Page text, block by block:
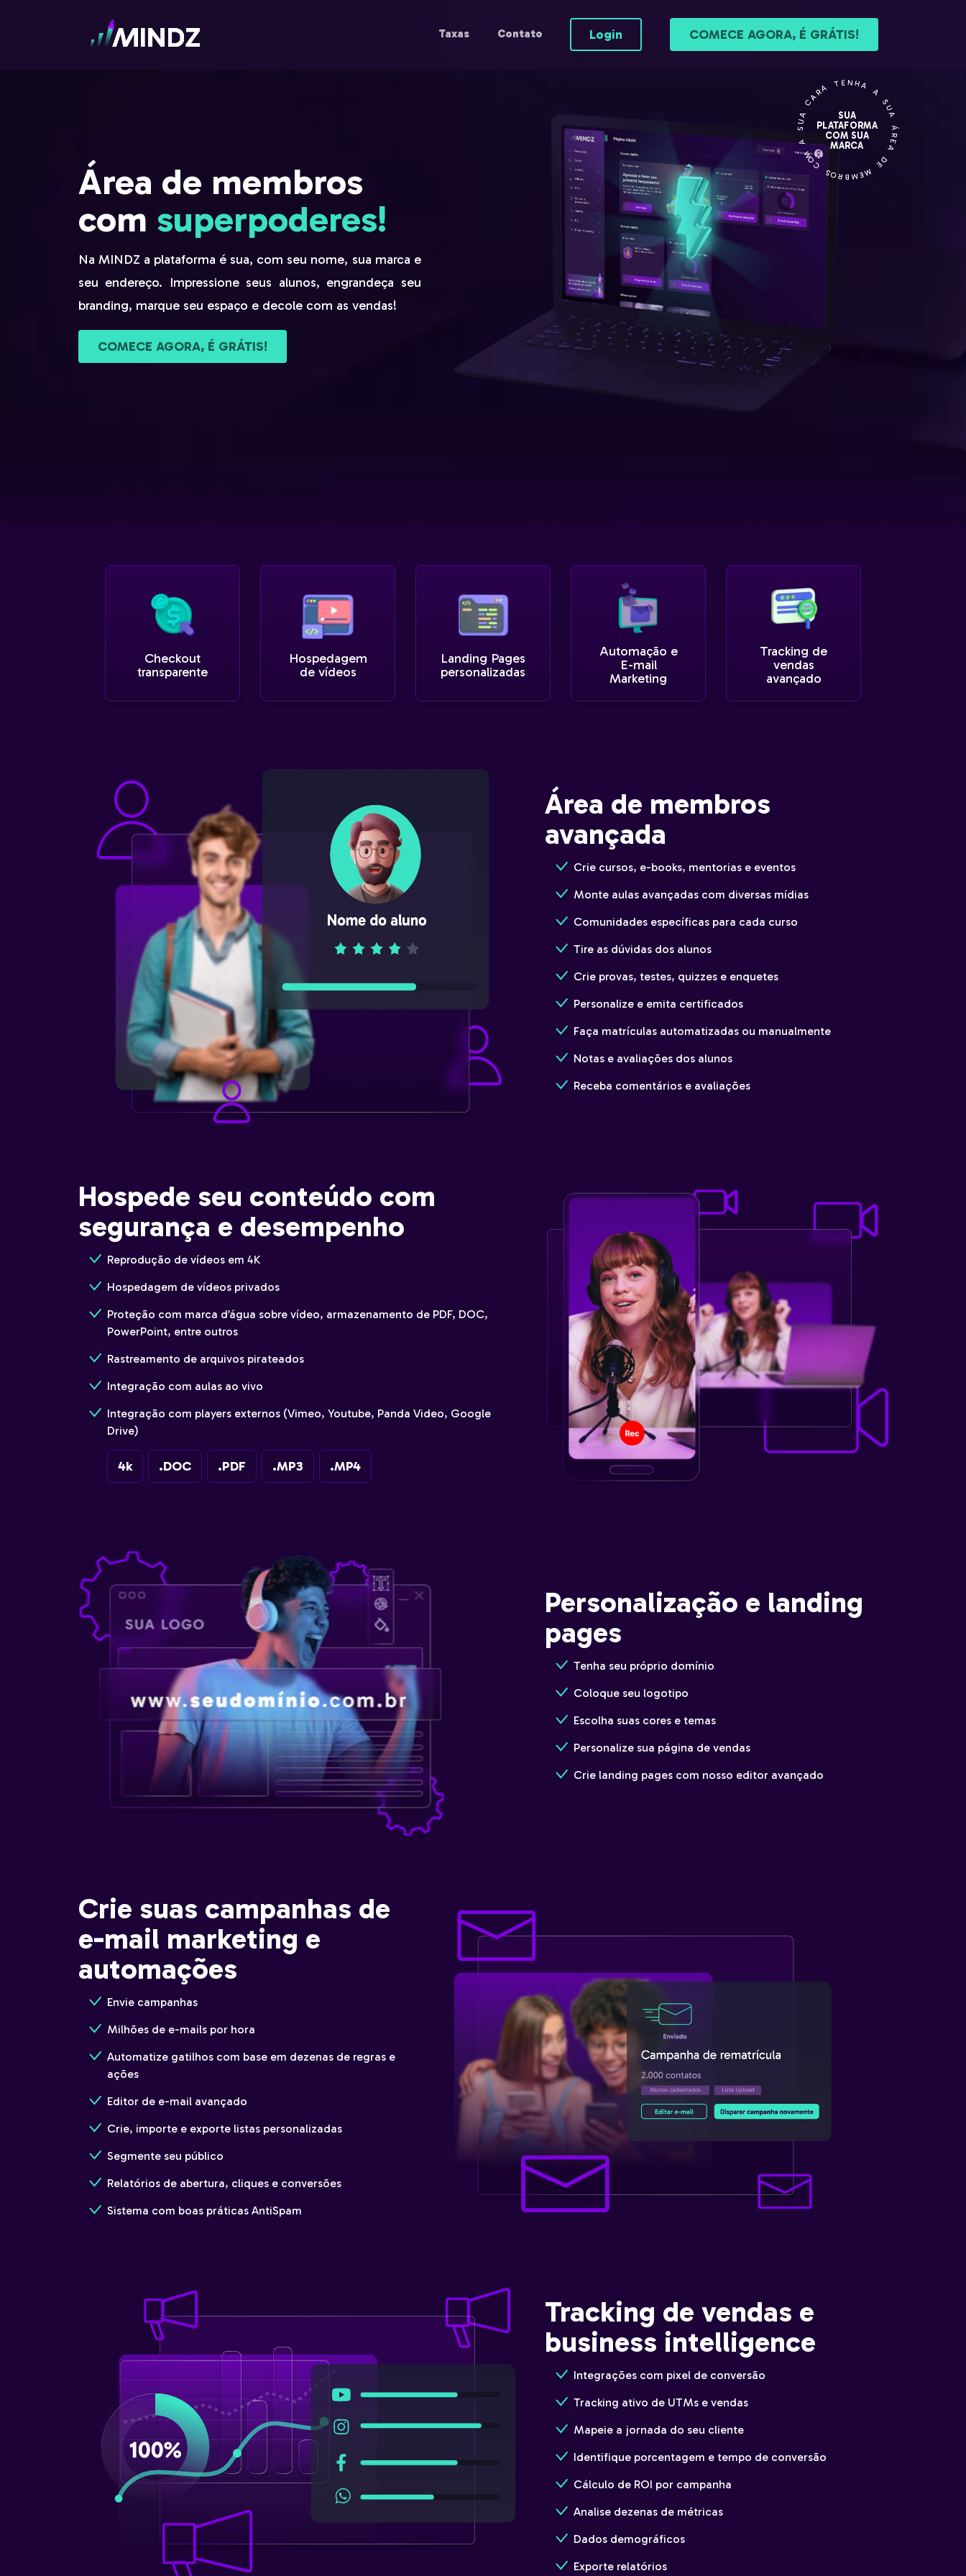
Taxas Contato Login COMECE AGORA, É GRÁTIS!
Área de membros
com superpoderes!
Na MINDZ a plataforma é sua, com seu nome, sua marca e
seu endereço. Impressione seus alunos, engrandeça seu
branding, marque seu espaço e decole com as vendas!
COMECE AGORA, É GRÁTIS!
SUA
PLATAFORMA
COM SUA
MARCA
Checkout
transparente
Hospedagem
de vídeos
Landing Pages
personalizadas
Automação e
E-mail
Marketing
Tracking de
vendas
avançado
Área de membros
avançada
Crie cursos, e-books, mentorias e eventos
Monte aulas avançadas com diversas mídias
Comunidades específicas para cada curso
Tire as dúvidas dos alunos
Crie provas, testes, quizzes e enquetes
Personalize e emita certificados
Faça matrículas automatizadas ou manualmente
Notas e avaliações dos alunos
Receba comentários e avaliações
Hospede seu conteúdo com
segurança e desempenho
Reprodução de vídeos em 4K
Hospedagem de vídeos privados
Proteção com marca d’água sobre vídeo, armazenamento de PDF, DOC,
PowerPoint, entre outros
Rastreamento de arquivos pirateados
Integração com aulas ao vivo
Integração com players externos (Vimeo, Youtube, Panda Video, Google
Drive)
4k .DOC .PDF .MP3 .MP4
Personalização e landing
pages
Tenha seu próprio domínio
Coloque seu logotipo
Escolha suas cores e temas
Personalize sua página de vendas
Crie landing pages com nosso editor avançado
Crie suas campanhas de
e-mail marketing e
automações
Envie campanhas
Milhões de e-mails por hora
Automatize gatilhos com base em dezenas de regras e
ações
Editor de e-mail avançado
Crie, importe e exporte listas personalizadas
Segmente seu público
Relatórios de abertura, cliques e conversões
Sistema com boas práticas AntiSpam
Tracking de vendas e
business intelligence
Integrações com pixel de conversão
Tracking ativo de UTMs e vendas
Mapeie a jornada do seu cliente
Identifique porcentagem e tempo de conversão
Cálculo de ROI por campanha
Analise dezenas de métricas
Dados demográficos
Exporte relatórios